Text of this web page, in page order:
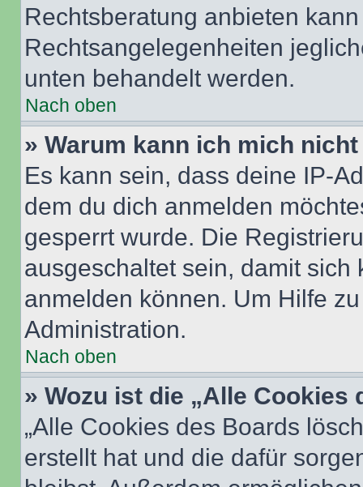
Rechtsberatung anbieten
Rechtsangelegenheiten
unten behandelt werden.
Nach oben
» Warum kann ich mich
Es kann sein, dass deine IP-
dem du dich anmelden
gesperrt wurde. Die
ausgeschaltet sein, damit
anmelden können. Um Hilfe
Administration.
Nach oben
» Wozu ist die „Alle
„Alle Cookies des Boards
erstellt hat und die dafür